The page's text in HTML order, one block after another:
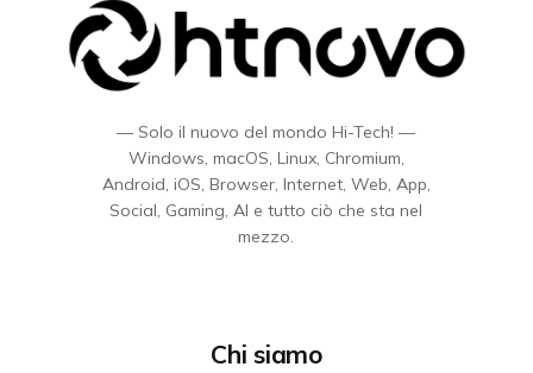
— Solo il nuovo del mondo Hi-Tech! —
Windows, macOS, Linux, Chromium,
Android, iOS, Browser, Internet, Web, App,
Social, Gaming, AI e tutto ciò che sta nel
mezzo.
Chi siamo